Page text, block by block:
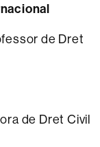
de Dret
de Dret Civil